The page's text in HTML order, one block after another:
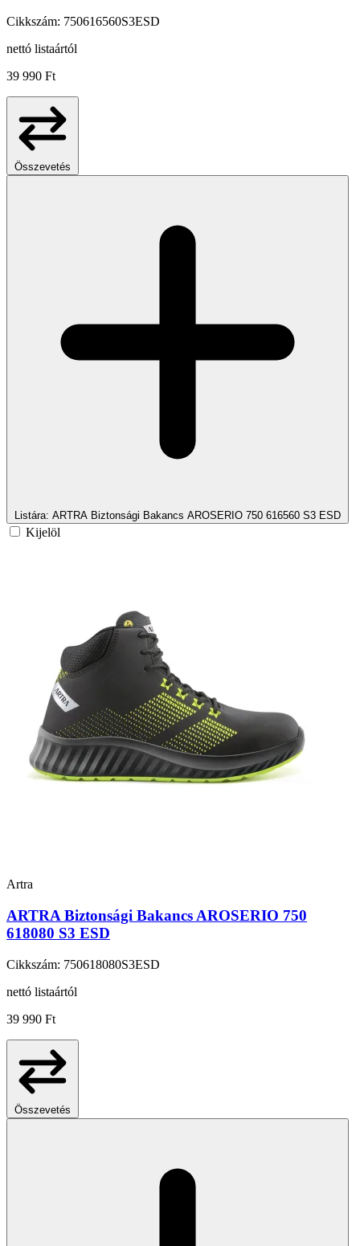
Cikkszám: 750616560S3ESD
nettó listaártól
39 990 Ft
Összevetés
Listára: ARTRA Biztonsági Bakancs AROSERIO 750 616560 S3 ESD
Kijelöl
Artra
ARTRA Biztonsági Bakancs AROSERIO 750
618080 S3 ESD
Cikkszám: 750618080S3ESD
nettó listaártól
39 990 Ft
Összevetés